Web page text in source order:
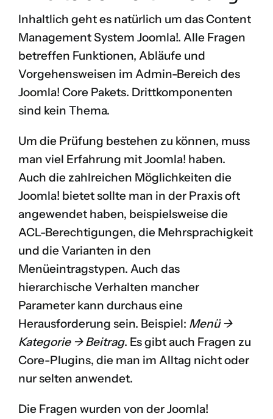
Inhaltlich geht es natürlich um das Content
Management System Joomla!. Alle Fragen
betreffen Funktionen, Abläufe und
Vorgehensweisen im Admin-Bereich des
Joomla! Core Pakets. Drittkomponenten
sind kein Thema.
Um die Prüfung bestehen zu können, muss
man viel Erfahrung mit Joomla! haben.
Auch die zahlreichen Möglichkeiten die
Joomla! bietet sollte man in der Praxis oft
angewendet haben, beispielsweise die
ACL-Berechtigungen, die Mehrsprachigkeit
und die Varianten in den
Menüeintragstypen. Auch das
hierarchische Verhalten mancher
Parameter kann durchaus eine
Herausforderung sein. Beispiel: Menü ->
Kategorie -> Beitrag. Es gibt auch Fragen zu
Core-Plugins, die man im Alltag nicht oder
nur selten anwendet.
Die Fragen wurden von der Joomla!